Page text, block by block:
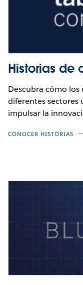
Historias de
Descubra cómo
diferentes sectores
impulsar la
CONOCER HISTORIAS